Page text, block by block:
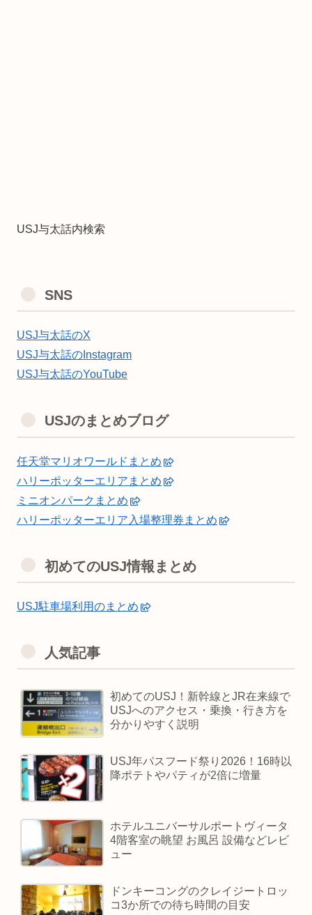
USJ与太話内検索
SNS
USJ与太話のX
USJ与太話のInstagram
USJ与太話のYouTube
USJのまとめブログ
任天堂マリオワールドまとめ
ハリーポッターエリアまとめ
ミニオンパークまとめ
ハリーポッターエリア入場整理券まとめ
初めてのUSJ情報まとめ
USJ駐車場利用のまとめ
人気記事
初めてのUSJ！新幹線とJR在来線で
USJへのアクセス・乗換・行き方を
分かりやすく説明
USJ年パスフード祭り2026！16時以
降ポテトやパティが2倍に増量
ホテルユニバーサルポートヴィータ
4階客室の眺望 お風呂 設備などレビ
ュー
ドンキーコングのクレイジートロッ
コ3か所での待ち時間の目安